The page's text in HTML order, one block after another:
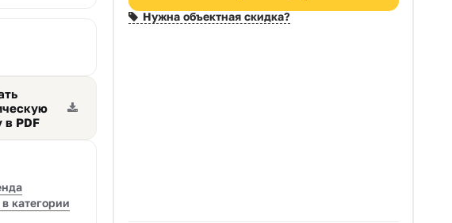
в PDF
категории
Нужна объектная скидка?